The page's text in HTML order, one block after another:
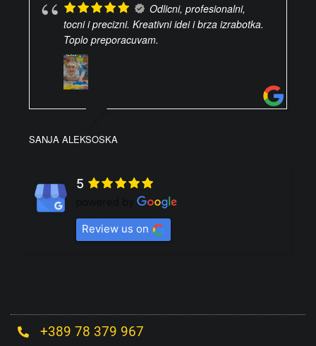
Odlicni, profesionalni,
tocni i precizni. Kreativni idei i brza izrabotka.
Toplo preporacuvam.
SANJA ALEKSOSKA
5
Review us on
+389 78 379 967